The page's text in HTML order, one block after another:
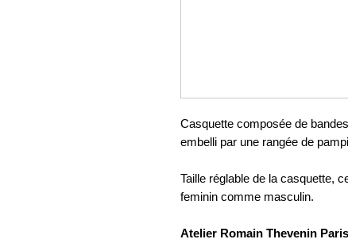
Casquette composée de
embelli par une rangée de
Taille réglable de la casquette,
feminin comme masculin.
Atelier Romain Thevenin Paris